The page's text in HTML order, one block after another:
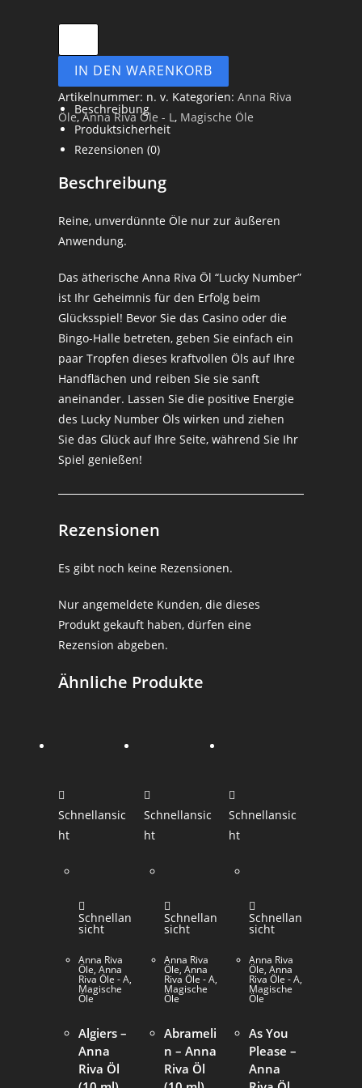
Number
Anna
Riva
Öl
(10
ml)
IN DEN WARENKORB
Artikelnummer: n. v. Kategorien:Anna Riva
Öle,Anna Riva Öle - L , Magische Öle
Beschreibung
Produktsicherheit
Rezensionen (0)
Beschreibung
Reine, unverdünnte Öle nur zur äußeren
Anwendung.
Das ätherische Anna Riva Öl “Lucky Number”
ist Ihr Geheimnis für den Erfolg beim
Glücksspiel! Bevor Sie das Casino oder die
Bingo-Halle betreten, geben Sie einfach ein
paar Tropfen dieses kraftvollen Öls auf Ihre
Handflächen und reiben Sie sie sanft
aneinander. Lassen Sie die positive Energie
des Lucky Number Öls wirken und ziehen
Sie das Glück auf Ihre Seite, während Sie Ihr
Spiel genießen!
Rezensionen
Es gibt noch keine Rezensionen.
Nur angemeldete Kunden, die dieses
Produkt gekauft haben, dürfen eine
Rezension abgeben.
Ähnliche Produkte
Schnellansic
ht
Schnellan
sicht
Anna Riva
Öle,Anna
Riva Öle - A,
Magische
Öle
Algiers –
Anna
Riva Öl
Schnellansic
ht
Schnellan
sicht
Anna Riva
Öle, Anna
Riva Öle - A,
Magische
Öle
Abrameli
n – Anna
Riva Öl
Schnellansic
ht
Schnellan
sicht
Anna Riva
Öle, Anna
Riva Öle - A,
Magische
Öle
As You
Please –
Anna